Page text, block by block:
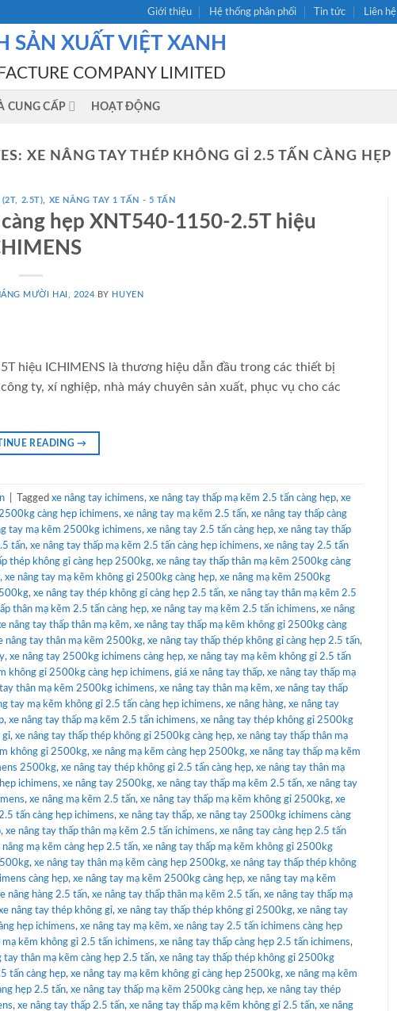
Giới thiệu Hệ thống phân phối Tin tức Liên hệ
SẢN XUẤT VIỆT XANH
COMPANY LIMITED
CUNG CẤP HOẠT ĐỘNG
XE NÂNG TAY THÉP KHÔNG GỈ 2.5 TẤN CÀNG HẸP
(2T, 2.5T) XE NÂNG TAY 1 TẤN - 5 TẤN
hẹp XNT540-1150-2.5T hiệu
MƯỜI HAI, 2024 BY HUYEN
hiệu ICHIMENS là thương hiệu dẫn đầu trong các thiết bị
ty, xí nghiệp, nhà máy chuyên sản xuất, phục vụ cho các
READING→
Tagged xe nâng tay ichimens, xe nâng tay thấp mạ kẽm 2.5 tấn càng hẹp, xe
càng hẹp ichimens, xe nâng tay mạ kẽm 2.5 tấn, xe nâng tay thấp càng
tay mạ kẽm 2500kg ichimens, xe nâng tay 2.5 tấn càng hẹp, xe nâng tay thấp
tấn, xe nâng tay thấp mạ kẽm 2.5 tấn càng hẹp ichimens, xe nâng tay 2.5 tấn
thép không gỉ càng hẹp 2500kg, xe nâng tay thấp thân mạ kẽm 2500kg càng
, xe nâng tay mạ kẽm không gỉ 2500kg càng hẹp, xe nâng mạ kẽm 2500kg
, xe nâng tay thép không gỉ càng hẹp 2.5 tấn, xe nâng tay thân mạ kẽm 2.5
thân mạ kẽm 2.5 tấn càng hẹp, xe nâng tay mạ kẽm 2.5 tấn ichimens, xe nâng
nâng tay thấp thân mạ kẽm, xe nâng tay thấp mạ kẽm không gỉ 2500kg càng
nâng tay thân mạ kẽm 2500kg, xe nâng tay thấp thép không gỉ càng hẹp 2.5 tấn,
, xe nâng tay 2500kg ichimens càng hẹp, xe nâng tay mạ kẽm không gỉ 2.5 tấn
không gỉ 2500kg càng hẹp ichimens, giá xe nâng tay thấp, xe nâng tay thấp mạ
thân mạ kẽm 2500kg ichimens, xe nâng tay thân mạ kẽm, xe nâng tay thấp
tay mạ kẽm không gỉ 2.5 tấn càng hẹp ichimens, xe nâng hàng, xe nâng tay
, xe nâng tay thấp mạ kẽm 2.5 tấn ichimens, xe nâng tay thép không gỉ 2500kg
gỉ, xe nâng tay thấp thép không gỉ 2500kg càng hẹp, xe nâng tay thấp thân mạ
không gỉ 2500kg, xe nâng mạ kẽm càng hẹp 2500kg, xe nâng tay thấp mạ kẽm
2500kg, xe nâng tay thép không gỉ 2.5 tấn càng hẹp, xe nâng tay thân mạ
ichimens, xe nâng tay 2500kg, xe nâng tay thấp mạ kẽm 2.5 tấn, xe nâng tay
, xe nâng mạ kẽm 2.5 tấn, xe nâng tay thấp mạ kẽm không gỉ 2500kg, xe
tấn càng hẹp ichimens, xe nâng tay thấp, xe nâng tay 2500kg ichimens càng
, xe nâng tay thấp thân mạ kẽm 2.5 tấn ichimens, xe nâng tay càng hẹp 2.5 tấn
nâng mạ kẽm càng hẹp 2.5 tấn, xe nâng tay thấp mạ kẽm không gỉ 2500kg
, xe nâng tay thân mạ kẽm càng hẹp 2500kg, xe nâng tay thấp thép không
càng hẹp, xe nâng tay mạ kẽm 2500kg càng hẹp, xe nâng tay mạ kẽm
nâng hàng 2.5 tấn, xe nâng tay thấp thân mạ kẽm 2.5 tấn, xe nâng tay thấp mạ
nâng tay thép không gỉ, xe nâng tay thấp thép không gỉ 2500kg, xe nâng tay
hẹp ichimens, xe nâng tay mạ kẽm, xe nâng tay 2.5 tấn ichimens càng hẹp
mạ kẽm không gỉ 2.5 tấn ichimens, xe nâng tay thấp càng hẹp 2.5 tấn ichimens,
tay thân mạ kẽm càng hẹp 2.5 tấn, xe nâng tay thấp thép không gỉ 2500kg
tấn càng hẹp, xe nâng tay mạ kẽm không gỉ càng hẹp 2500kg, xe nâng mạ kẽm
hẹp 2.5 tấn, xe nâng tay thấp mạ kẽm 2500kg càng hẹp, xe nâng tay thép
, xe nâng tay thấp 2.5 tấn, xe nâng tay thấp mạ kẽm không gỉ 2.5 tấn, xe nâng